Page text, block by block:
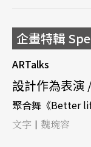
企畫特輯
ARTalks
設計作為表演
聚合舞《Better
文字 | 魏琬容